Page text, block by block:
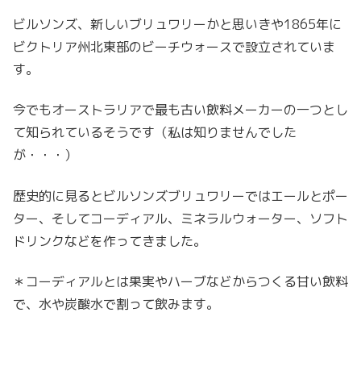
ビルソンズ、新しいブリュワリーかと思いきや1865年に
ビクトリア州北東部のビーチウォースで設立されていま
す。
今でもオーストラリアで最も古い飲料メーカーの一つとし
て知られているそうです（私は知りませんでした
が・・・）
歴史的に見るとビルソンズブリュワリーではエールとポー
ター、そしてコーディアル、ミネラルウォーター、ソフト
ドリンクなどを作ってきました。
＊コーディアルとは果実やハーブなどからつくる甘い飲料
で、水や炭酸水で割って飲みます。